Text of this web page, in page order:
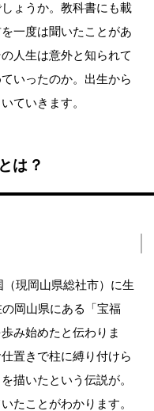
ょうか。教科書にも載
一度は聞いたことがあ
人生は意外と知られて
いったのか。出生から
ていきます。
は？
現岡山県総社市）に生
岡山県にある「宝福
み始めたと伝わりま
置きで柱に縛り付けら
描いたという伝説が。
たことがわかります。